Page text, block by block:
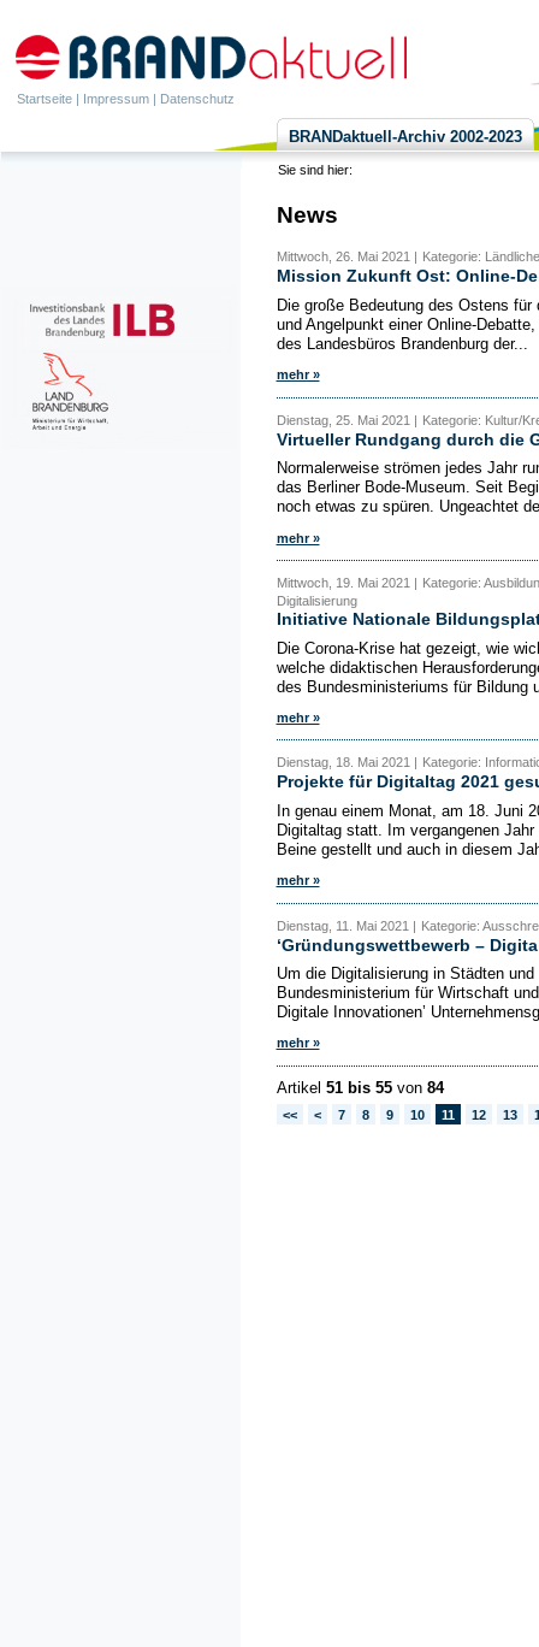
Startseite | Impressum | Datenschutz
BRANDaktuell-Archiv 2002-2023
Sie sind hier:
News
Mittwoch, 26. Mai 2021 | Kategorie:
Mission Zukunft Ost: Online-
Die große Bedeutung des Ostens
und Angelpunkt einer Online-
des Landesbüros Brandenburg der...
mehr »
Dienstag, 25. Mai 2021 | Kategorie: Kultur/
Virtueller Rundgang durch die
Normalerweise strömen jedes Jahr
das Berliner Bode-Museum. Seit
noch etwas zu spüren. Ungeachtet
mehr »
Mittwoch, 19. Mai 2021 | Kategorie:
Digitalisierung
Initiative Nationale
Die Corona-Krise hat gezeigt, wie
welche didaktischen
des Bundesministeriums für Bildung
mehr »
Dienstag, 18. Mai 2021 | Kategorie:
Projekte für Digitaltag 2021
In genau einem Monat, am 18. Juni
Digitaltag statt. Im vergangenen
Beine gestellt und auch in diesem
mehr »
Dienstag, 11. Mai 2021 | Kategorie:
‘Gründungswettbewerb –
Um die Digitalisierung in Städten
Bundesministerium für Wirtschaft
Digitale Innovationen’
mehr »
Artikel 51 bis 55von 84
<< < 7 8 9 10 11 12 13